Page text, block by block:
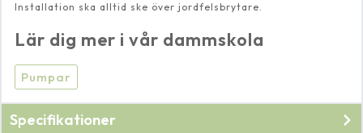
Installation ska alltid ske över jordfelsbrytare.
Lär dig mer i vår dammskola
Pumpar
Specifikationer